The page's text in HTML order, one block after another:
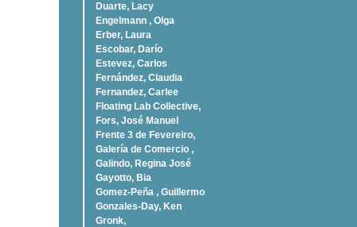
Duarte, Lacy
Engelmann , Olga
Erber, Laura
Escobar, Darío
Estevez, Carlos
Fernández, Claudia
Fernandez, Carlee
Floating Lab Collective,
Fors, José Manuel
Frente 3 de Fevereiro,
Galería de Comercio ,
Galindo, Regina José
Gayotto, Bia
Gomez-Peña , Guillermo
Gonzales-Day, Ken
Gronk,